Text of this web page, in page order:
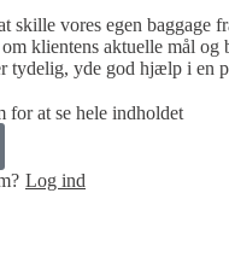
skille vores egen baggage
klientens aktuelle mål og
tydelig, yde god hjælp i en
for at se hele indholdet
Log ind